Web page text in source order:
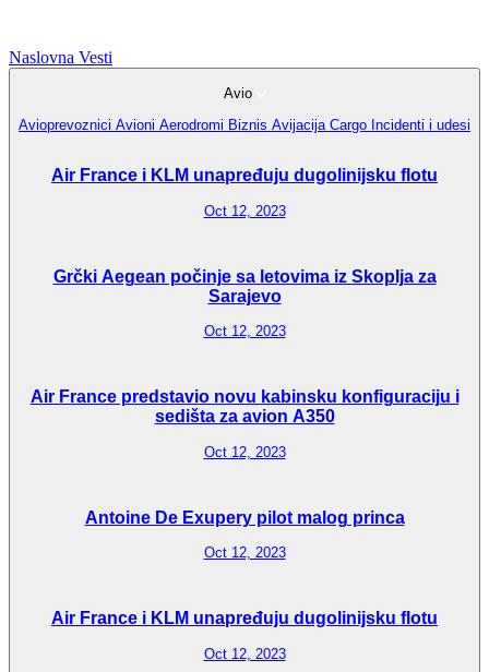
Naslovna Vesti
Avio
Avioprevoznici Avioni Aerodromi Biznis Avijacija Cargo Incidenti i udesi
Air France i KLM unapređuju dugolinijsku flotu
Oct 12, 2023
Grčki Aegean počinje sa letovima iz Skoplja za
Sarajevo
Oct 12, 2023
Air France predstavio novu kabinsku konfiguraciju i
sedišta za avion A350
Oct 12, 2023
Antoine De Exupery pilot malog princa
Oct 12, 2023
Air France i KLM unapređuju dugolinijsku flotu
Oct 12, 2023